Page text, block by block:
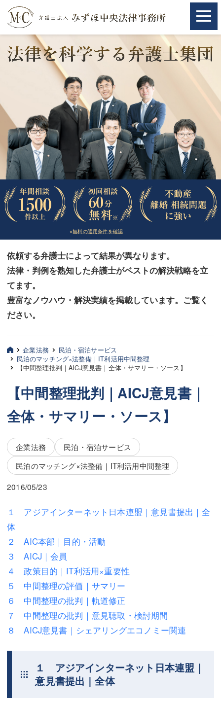
ホーム
相続・遺言
離婚（夫婦間トラブル）
企業法務
労働問題（解雇，残業等）
刑事弁護
交通事故
法律相談など（その他）
お客様へ
みずほ中央の特長・実質編
みずほ中央の特長・形式編
三平 聡史
坂本 陽一
桶川 聡
三平 隆史
吉元 優仁
小川 祐
弁護士費用
相続・遺言
離婚（夫婦間トラブル）
企業法務
労働問題（解雇，残業等）
刑事弁護
不動産登記
※無料の適用条件を確認
依頼する弁護士によって結果が異なります。
法律・判例を熟知した弁護士がベストの解決戦略を立
てます。
豊富なノウハウ・解決実績を掲載しています。ご覧く
ださい。
ホーム
相続・遺言
離婚（夫婦間トラブル）
企業法務
労働問題（解雇，残業等）
刑事弁護
交通事故
法律相談など（その他）
お客様へ
みずほ中央の特長・実質編
みずほ中央の特長・形式編
三平 聡史
坂本 陽一
桶川 聡
三平 隆史
吉元 優仁
弁護士費用
不動産
離婚（夫婦間トラブル）
企業法務
労働問題（解雇，残業等）
刑事弁護
交通事故
商業登記
企業法務
民泊・宿泊サービス
民泊のマッチング×法整備｜IT利活用中間整理
【中間整理批判｜AICJ意見書｜全体・サマリー・ソース】
【中間整理批判｜AICJ意見書｜
全体・サマリー・ソース】
企業法務
民泊・宿泊サービス
民泊のマッチング×法整備｜IT利活用中間整理
2016/05/23
１ アジアインターネット日本連盟｜意見書提出｜全
体
２ AIC本部｜目的・活動
３ AICJ｜会員
４ 政策目的｜IT利活用×重要性
５ 中間整理の評価｜サマリー
６ 中間整理の批判｜軌道修正
７ 中間整理の批判｜意見聴取・検討期間
８ AICJ意見書｜シェアリングエコノミー関連
１ アジアインターネット日本連盟｜
意見書提出｜全体